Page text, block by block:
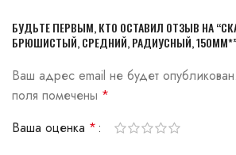
БУДЬТЕ ПЕРВЫМ, КТО ОСТАВИЛ ОТЗЫВ НА
БРЮШИСТЫЙ, СРЕДНИЙ, РАДИУСНЫЙ, 150ММ*”
Ваш адрес email не будет опубликован.
поля помечены *
Ваша оценка *